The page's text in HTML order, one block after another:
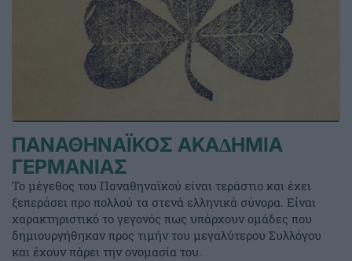
ΠΑΝΑΘΗΝΑΪΚΟΣ ΑΚΑ∆ΗΜΙΑ
ΓΕΡΜΑΝΙΑΣ
Το μέγεθος του Παναθηναϊκού είναι τεράστιο και έχει
ξεπεράσει προ πολλού τα στενά ελληνικά σύνορα. Είναι
χαρακτηριστικό το γεγονός πως υπάρχουν ομάδες που
δημιουργήθηκαν προς τιμήν του μεγαλύτερου Συλλόγου
και έχουν πάρει την ονομασία του.